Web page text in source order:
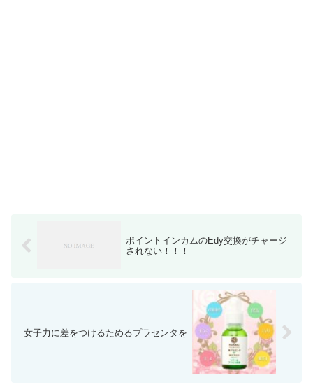
ポイントインカムのEdy交換がチャージ
されない！！！
女子力に差をつけるためるプラセンタを